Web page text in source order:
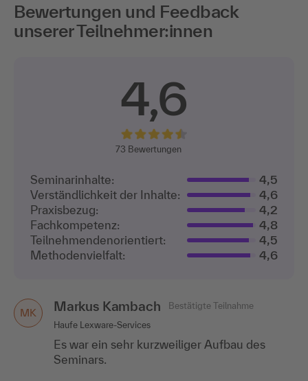
Bewertungen und Feedback
unserer Teilnehmer:innen
4,6
73 Bewertungen
Seminarinhalte:
4,5
Verständlichkeit der Inhalte:
4,6
Praxisbezug:
4,2
Fachkompetenz:
4,8
Teilnehmenden­orientiert:
4,5
Methodenvielfalt:
4,6
MK Markus Kambach
Bestätigte Teilnahme
Haufe Lexware-Services
Es war ein sehr kurzweiliger Aufbau des
Seminars.